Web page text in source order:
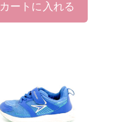
カートに入れる